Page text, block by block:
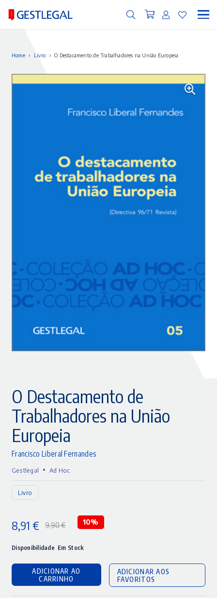
Home › Livro › O Destacamento de Trabalhadores na União Europeia
O Destacamento de
Trabalhadores na União
Europeia
Francisco Liberal Fernandes
Gestlegal • Ad Hoc
Livro
9,90€
preço
original
era:
9,90 €.
8,91 €
preço
atual
é:
8,91 €.
10%
Disponibilidade Em Stock
ADICIONAR AO
CARRINHO
ADICIONAR AOS
FAVORITOS